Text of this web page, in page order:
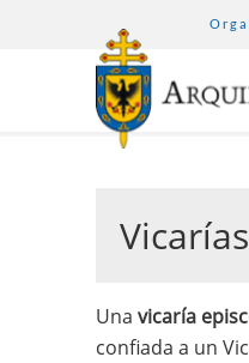
MENU
Vicarías
Una vicaría
confiada a un